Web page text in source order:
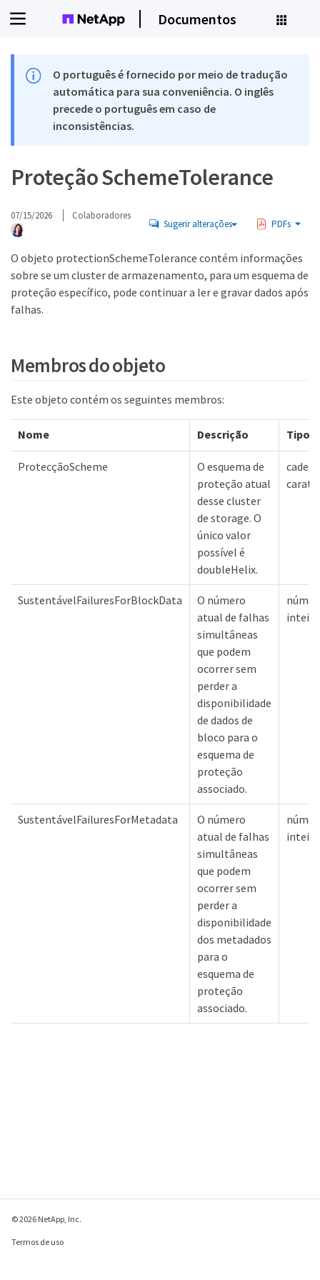
Documentos
O português é fornecido por meio de tradução
automática para sua conveniência. O inglês
precede o português em caso de
inconsistências.
Proteção SchemeTolerance
07/15/2026 Colaboradores
Sugerir alterações PDFs
O objeto protectionSchemeTolerance contém informações
sobre se um cluster de armazenamento, para um esquema de
proteção específico, pode continuar a ler e gravar dados após
falhas.
Membros do objeto
Este objeto contém os seguintes membros:
Nome Descrição Tipo
ProtecçãoScheme
O esquema de
proteção atual
desse cluster
de storage. O
único valor
possível é
doubleHelix.
cadeia
SustentávelFailuresForBlockData
O número
atual de falhas
simultâneas
que podem
ocorrer sem
perder a
disponibilidade
de dados de
bloco para o
esquema de
proteção
associado.
inteiro
SustentávelFailuresForMetadata
O número
atual de falhas
simultâneas
que podem
ocorrer sem
perder a
disponibilidade
dos metadados
para o
esquema de
proteção
associado.
inteiro
© 2026 NetApp, Inc.
Termos de uso